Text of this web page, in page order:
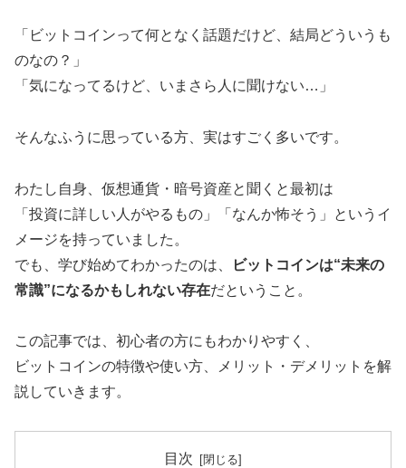
「ビットコインって何となく話題だけど、結局どういうも
のなの？」
「気になってるけど、いまさら人に聞けない…」
そんなふうに思っている方、実はすごく多いです。
わたし自身、仮想通貨・暗号資産と聞くと最初は
「投資に詳しい人がやるもの」「なんか怖そう」というイ
メージを持っていました。
でも、学び始めてわかったのは、
ビットコインは“未来の
常識”になるかもしれない存在だということ。
この記事では、初心者の方にもわかりやすく、
ビットコインの特徴や使い方、メリット・デメリットを解
説していきます。
目次